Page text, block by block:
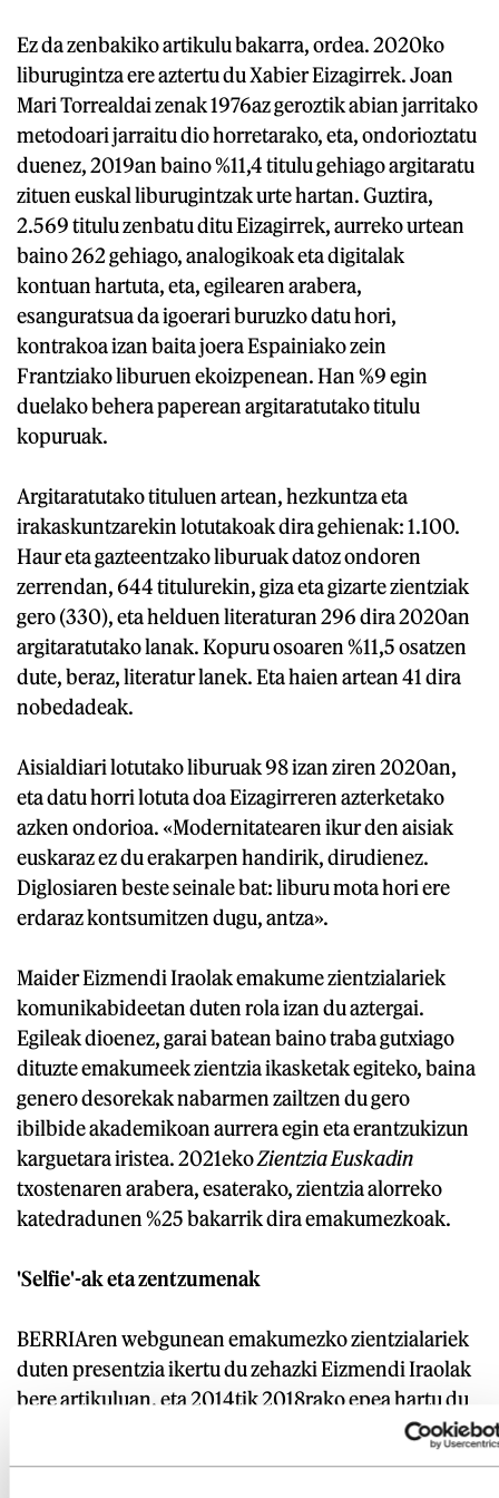
Ez da zenbakiko artikulu bakarra, ordea. 2020ko
liburugintza ere aztertu du Xabier Eizagirrek. Joan
Mari Torrealdai zenak 1976az geroztik abian jarritako
metodoari jarraitu dio horretarako, eta, ondorioztatu
duenez, 2019an baino %11,4 titulu gehiago argitaratu
zituen euskal liburugintzak urte hartan. Guztira,
2.569 titulu zenbatu ditu Eizagirrek, aurreko urtean
baino 262 gehiago, analogikoak eta digitalak
kontuan hartuta, eta, egilearen arabera,
esanguratsua da igoerari buruzko datu hori,
kontrakoa izan baita joera Espainiako zein
Frantziako liburuen ekoizpenean. Han %9 egin
duelako behera paperean argitaratutako titulu
kopuruak.
Argitaratutako tituluen artean, hezkuntza eta
irakaskuntzarekin lotutakoak dira gehienak: 1.100.
Haur eta gazteentzako liburuak datoz ondoren
zerrendan, 644 titulurekin, giza eta gizarte zientziak
gero (330), eta helduen literaturan 296 dira 2020an
argitaratutako lanak. Kopuru osoaren %11,5 osatzen
dute, beraz, literatur lanek. Eta haien artean 41 dira
nobedadeak.
Aisialdiari lotutako liburuak 98 izan ziren 2020an,
eta datu horri lotuta doa Eizagirreren azterketako
azken ondorioa. «Modernitatearen ikur den aisiak
euskaraz ez du erakarpen handirik, dirudienez.
Diglosiaren beste seinale bat: liburu mota hori ere
erdaraz kontsumitzen dugu, antza».
Maider Eizmendi Iraolak emakume zientzialariek
komunikabideetan duten rola izan du aztergai.
Egileak dioenez, garai batean baino traba gutxiago
dituzte emakumeek zientzia ikasketak egiteko, baina
genero desorekak nabarmen zailtzen du gero
ibilbide akademikoan aurrera egin eta erantzukizun
karguetara iristea. 2021ekoZientzia Euskadin
txostenaren arabera, esaterako, zientzia alorreko
katedradunen %25 bakarrik dira emakumezkoak.
'Selfie'-ak eta zentzumenak
BERRIAren webgunean emakumezko zientzialariek
duten presentzia ikertu du zehazki Eizmendi Iraolak
bere artikuluan, eta 2014tik 2018rako epea hartu du
kontuan. Aztertutako emakume zientzialarien %31,7
tradizionalki emakumeari lotutako gaietan edota